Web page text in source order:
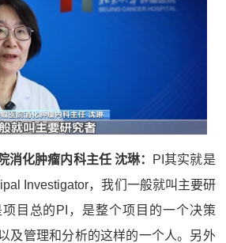
消化肿瘤内科主任 沈琳：
PI其实就是
Investigator，我们一般就叫主要研
目总的PI，是整个项目的一个决策
及管理和分析的这样的一个人。另外